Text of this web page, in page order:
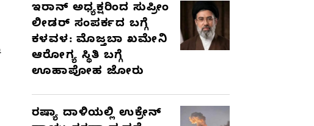
ಇರಾನ್ ಅಧ್ಯಕ್ಷರಿಂದ ಸುಪ್ರೀಂ
ಲೀಡರ್ ಸಂಪರ್ಕದ ಬಗ್ಗೆ
ಕಳವಳ: ಮೊಜ್ತಬಾ ಖಮೇನಿ
ಆರೋಗ್ಯ ಸ್ಥಿತಿ ಬಗ್ಗೆ
ಊಹಾಪೋಹ ಜೋರು
ರಷ್ಯಾ ದಾಳಿಯಲ್ಲಿ ಉಕ್ರೇನ್